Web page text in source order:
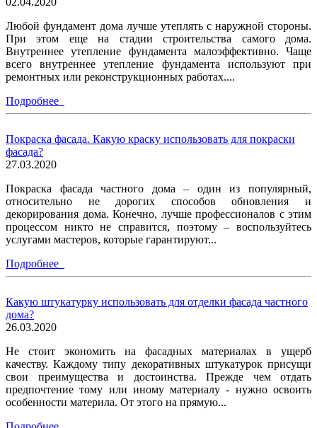
Любой фундамент дома лучше утеплять с наружной стороны.
При этом еще на стадии строительства самого дома.
Внутреннее утепление фундамента малоэффективно. Чаще
всего внутреннее утепление фундамента используют при
ремонтных или реконструкционных работах....
Подробнее
Покраска фасада. Какую краску использовать для покраски
фасада?
27.03.2020
Покраска фасада частного дома – один из популярный,
относительно не дорогих способов обновления и
декорирования дома. Конечно, лучше профессионалов с этим
процессом никто не справится, поэтому – воспользуйтесь
услугами мастеров, которые гарантируют...
Подробнее
Какую штукатурку использовать для отделки фасада частного
дома?
26.03.2020
Не стоит экономить на фасадных материалах в ущерб
качеству. Каждому типу декоративных штукатурок присущи
свои преимущества и достоинства. Прежде чем отдать
предпочтение тому или иному материалу - нужно освоить
особенности материла. От этого на прямую...